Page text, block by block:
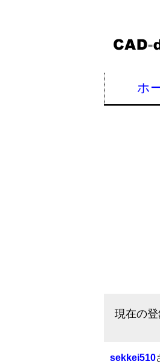
ホ
現在の
sekkei510